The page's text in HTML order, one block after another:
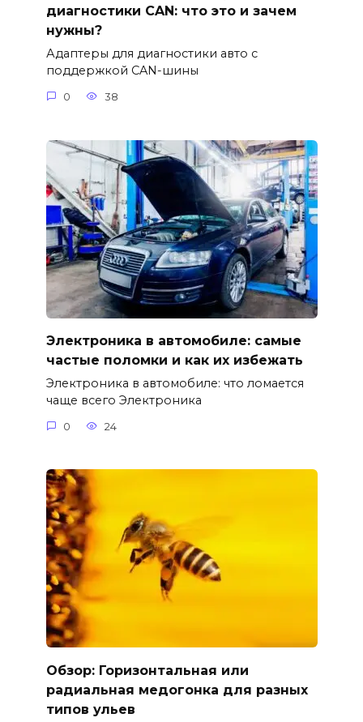
диагностики CAN: что это и зачем
нужны?
Адаптеры для диагностики авто с
поддержкой CAN-шины
0 38
Электроника в автомобиле: самые
частые поломки и как их избежать
Электроника в автомобиле: что ломается
чаще всего Электроника
0 24
Обзор: Горизонтальная или
радиальная медогонка для разных
типов ульев